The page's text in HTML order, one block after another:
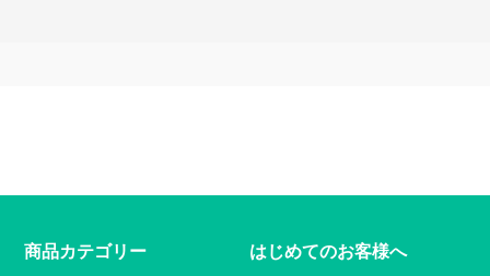
商品カテゴリー はじめてのお客様へ